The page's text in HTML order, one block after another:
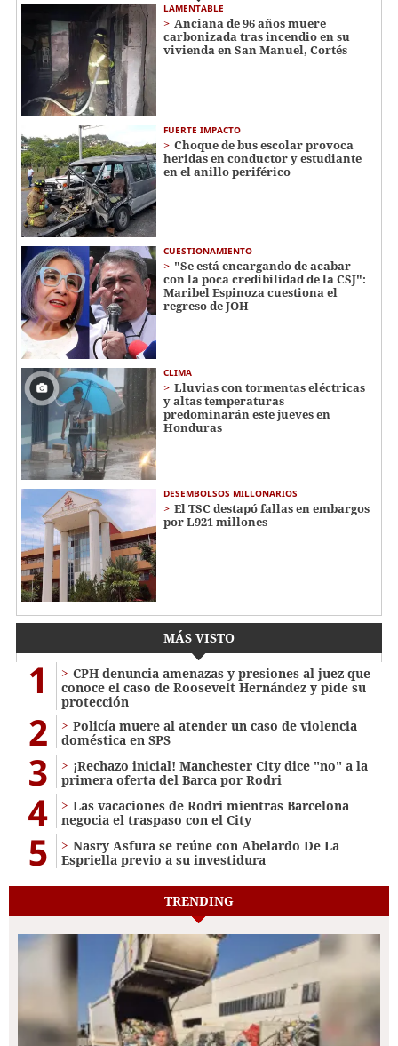
LAMENTABLE
Anciana de 96 años muere
carbonizada tras incendio en su
vivienda en San Manuel, Cortés
FUERTE IMPACTO
Choque de bus escolar provoca
heridas en conductor y estudiante
en el anillo periférico
CUESTIONAMIENTO
"Se está encargando de acabar
con la poca credibilidad de la CSJ":
Maribel Espinoza cuestiona el
regreso de JOH
CLIMA
Lluvias con tormentas eléctricas
y altas temperaturas
predominarán este jueves en
Honduras
DESEMBOLSOS MILLONARIOS
El TSC destapó fallas en embargos
por L921 millones
MÁS VISTO
1
CPH denuncia amenazas y presiones al juez que
conoce el caso de Roosevelt Hernández y pide su
protección
2
Policía muere al atender un caso de violencia
doméstica en SPS
3
¡Rechazo inicial! Manchester City dice "no" a la
primera oferta del Barca por Rodri
4
Las vacaciones de Rodri mientras Barcelona
negocia el traspaso con el City
5
Nasry Asfura se reúne con Abelardo De La
Espriella previo a su investidura
TRENDING